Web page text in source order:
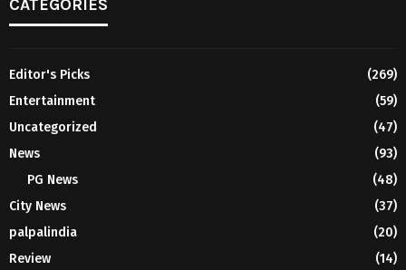
CATEGORIES
Editor's Picks
(269)
Entertainment
(59)
Uncategorized
(47)
News
(93)
PG News
(48)
City News
(37)
palpalindia
(20)
Review
(14)